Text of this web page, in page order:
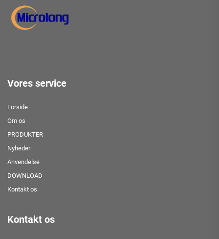
Vores service
Forside
Om os
PRODUKTER
Nyheder
Anvendelse
DOWNLOAD
Kontakt os
Kontakt os